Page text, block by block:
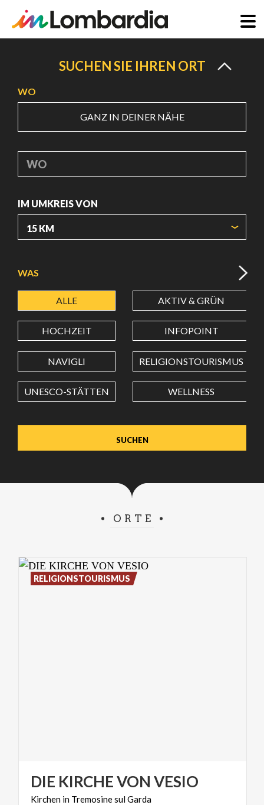
SUCHEN SIE IHREN ORT
WO
GANZ IN DEINER NÄHE
WO
IM UMKREIS VON
BREITENGRAD
LÄNGENGRAD
Wert in Dezimalgrad. Punkt (.) als Dezimalzeichen
WAS
ALLE AKTIV & GRÜN
HOCHZEIT INFOPOINT
NAVIGLI RELIGIONSTOURISMUS
UNESCO-STÄTTEN WELLNESS
ORTE
DIE KIRCHEVON VESIO
Kirchen in TremosinesulGarda
RELIGIONSTOURISMUS